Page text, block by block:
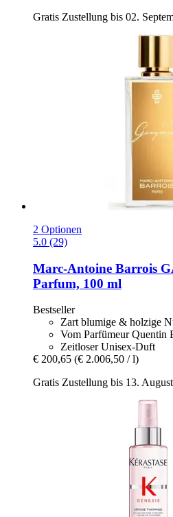
Gratis Zustellung bis 02.
2 Optionen
5.0 (29)
Marc-Antoine Barrois
Parfum, 100 ml
Bestseller
Zart blumige & holzige
Vom Parfümeur Quentin
Zeitloser Unisex-Duft
€ 200,65 (€ 2.006,50 / l)
Gratis Zustellung bis 13. August